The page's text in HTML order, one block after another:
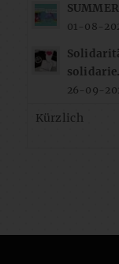
01-08-
26-09-
Kürzlich